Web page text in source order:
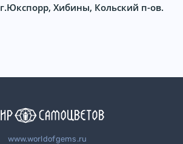
г.Юкспорр, Хибины, Кольский п-ов.
www.worldofgems.ru